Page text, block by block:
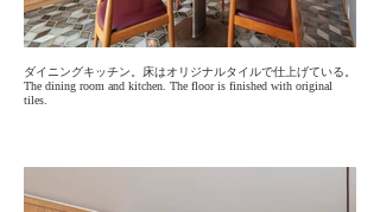
ダイニングキッチン。床はオリジナルタイルで仕上げている。
The dining room and kitchen. The floor is finished with original
tiles.